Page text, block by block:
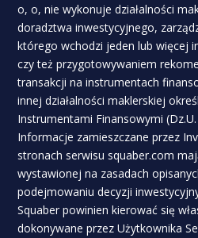
o, o, nie wykonuje działalności
doradztwa inwestycyjnego,
którego wchodzi jeden lub więcej
czy też przygotowywaniem
transakcji na instrumentach
innej działalności maklerskiej
Instrumentami Finansowymi
Informacje zamieszczane przez
stronach serwisu squaber.com
wystawionej na zasadach
podejmowaniu decyzji
Squaber powinien kierować się
dokonywane przez Użytkownika